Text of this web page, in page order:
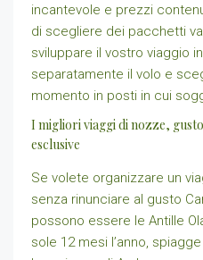
incantevole e prezzi
di scegliere dei pacchetti
sviluppare il vostro viaggio
separatamente il volo e
momento in posti in cui
I migliori viaggi di nozze,
esclusive
Se volete organizzare un
senza rinunciare al gusto
possono essere le Antille
sole 12 mesi l’anno,